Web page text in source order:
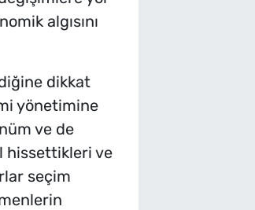
algısını
dikkat
yönetimine
ve de
hissettikleri ve
seçim